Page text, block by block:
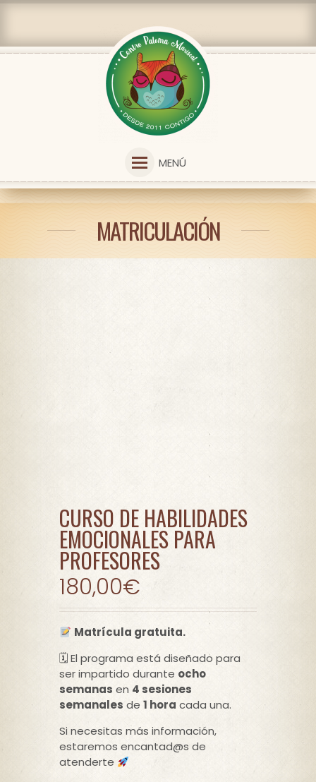
MENÚ
MATRICULACIÓN
CURSO DE HABILIDADES
EMOCIONALES PARA
PROFESORES
180,00€
Matrícula gratuita.
🗓 El programa está diseñado para
ser impartido durante ocho
semanas en 4 sesiones
semanales de 1 hora cada una.
Si necesitas más información,
estaremos encantad@s de
atenderte